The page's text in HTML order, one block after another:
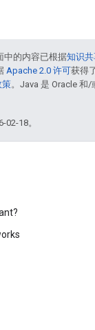
中的内容已根据知识
Apache 2.0 许可获得
策。Java 是 Oracle 和
02-18。